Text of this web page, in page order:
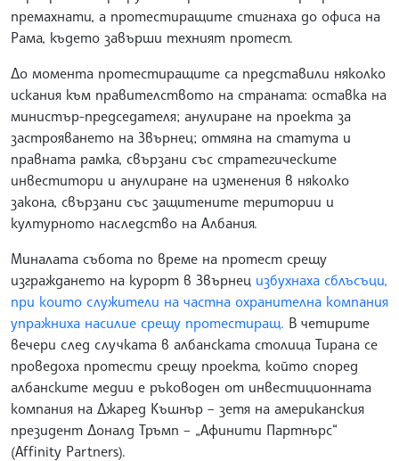
премахнати, а протестиращите стигнаха до офиса на
Рама, където завърши техният протест.
До момента протестиращите са представили няколко
искания към правителството на страната: оставка на
министър-председателя; анулиране на проекта за
застрояването на Звърнец; отмяна на статута и
правната рамка, свързани със стратегическите
инвеститори и анулиране на изменения в няколко
закона, свързани със защитените територии и
културното наследство на Албания.
Миналата събота по време на протест срещу
изграждането на курорт в Звърнец избухнаха сблъсъци,
при които служители на частна охранителна компания
упражниха насилие срещу протестиращ. В четирите
вечери след случката в албанската столица Тирана се
проведоха протести срещу проекта, който според
албанските медии е ръководен от инвестиционната
компания на Джаред Къшнър – зетя на американския
президент Доналд Тръмп – „Афинити Партнърс“
(Affinity Partners).